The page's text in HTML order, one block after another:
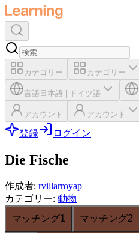
カテゴリー カテゴリー
言語 日本語 ドイツ語
アカウント アカウント
登録 ログイン
Die Fische
作成者: rvillarroyap
カテゴリー: 動物
マッチング1
マッチング2